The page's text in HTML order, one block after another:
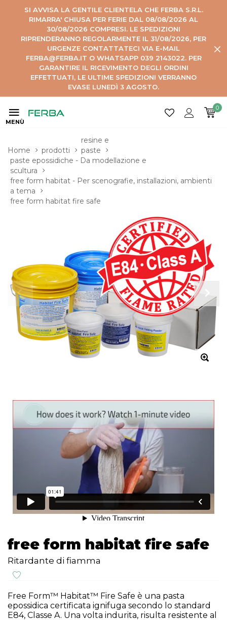
SI AVVISA LA GENTILE CLIENTELA CHE FERBA S.R.L.
RIMARRA' CHIUSA PER FERIE DAL 08/08/2026 AL
30/08/2026 COMPRESI. LE SPEDIZIONI
RIPRENDERANNO REGOLARMENTE IL 31/08/2026, PER
URGENZE CONTATTATECI VIA E-MAIL
FERBA@FERBA.IT O WHATSAPP 039 2143022. PER
GARANTIRE IL RICEVIMENTO DEGLI ORDINI
EFFETTUATI, LE ULTIME SPEDIZIONI VERRANNO
EVASE LUNEDÌ 3 AGOSTO.
MENÙ
0
Home prodotti
resine e
paste
paste epossidiche - Da modellazione e
scultura
free form habitat - Per scenografie, installazioni, ambienti
a tema
free form habitat fire safe
free form habitat fire safe
Ritardante di fiamma
Free Form™ Habitat™ Fire Safe è una pasta
epossidica certificata ignifuga secondo lo standard
E84, Classe A. Una volta indurita, risulta resistente al